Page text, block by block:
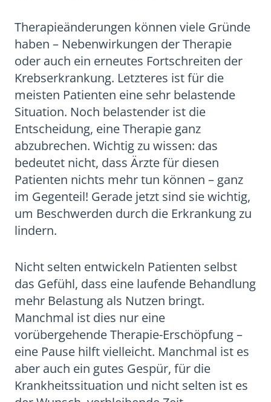
Therapieänderungen können viele Gründe
haben – Nebenwirkungen der Therapie
oder auch ein erneutes Fortschreiten der
Krebserkrankung. Letzteres ist für die
meisten Patienten eine sehr belastende
Situation. Noch belastender ist die
Entscheidung, eine Therapie ganz
abzubrechen. Wichtig zu wissen: das
bedeutet nicht, dass Ärzte für diesen
Patienten nichts mehr tun können – ganz
im Gegenteil! Gerade jetzt sind sie wichtig,
um Beschwerden durch die Erkrankung zu
lindern.
Nicht selten entwickeln Patienten selbst
das Gefühl, dass eine laufende Behandlung
mehr Belastung als Nutzen bringt.
Manchmal ist dies nur eine
vorübergehende Therapie-Erschöpfung –
eine Pause hilft vielleicht. Manchmal ist es
aber auch ein gutes Gespür, für die
Krankheitssituation und nicht selten ist es